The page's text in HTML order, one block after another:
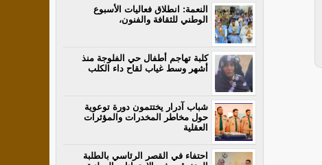
النعمة: انطلاق فعاليات الأسبوع
الوطني للثقافة والفنون،
كلبة تهاجم أطفال حي الفلوجة منذ
أشهر وسط غياب لقاح داء الكلب
شباب آدرار يختتمون دورة توعوية
حول مخاطر المخدرات والمؤثرات
العقلية
احتفاء في القصر الرئاسي بالطلبة